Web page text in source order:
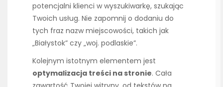
potencjalni klienci w wyszukiwarkę, szukając
Twoich usług. Nie zapomnij o dodaniu do
tych fraz nazw miejscowości, takich jak
„Białystok” czy „woj. podlaskie”.
Kolejnym istotnym elementem jest
optymalizacja treści na stronie. Cała